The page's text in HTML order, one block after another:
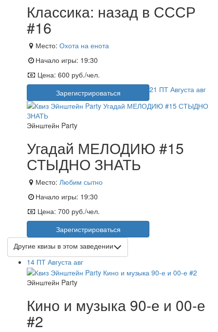
Классика: назад в СССР
#16
Место: Охота на енота
Начало игры: 19:30
Цена: 600 руб./чел.
Зарегистрироваться
21 ПТ Августа авг
Эйнштейн Party
Угадай МЕЛОДИЮ #15
СТЫДНО ЗНАТЬ
Место: Любим сытно
Начало игры: 19:30
Цена: 700 руб./чел.
Зарегистрироваться
Другие квизы в этом заведении
14 ПТ Августа авг
Эйнштейн Party
Кино и музыка 90-е и 00-е
#2